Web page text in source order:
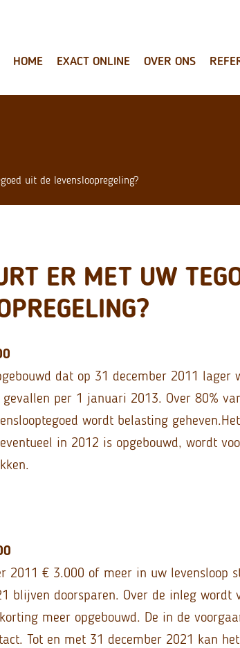
HOME EXACT ONLINE OVER ONS
uit de levensloopregeling?
ER MET UW
dat op 31 december 2011 lager
per 1 januari 2013. Over 80%
wordt belasting geheven.
in 2012 is opgebouwd, wordt
2011 € 3.000 of meer in uw levensloop
blijven doorsparen. Over de inleg
meer opgebouwd. De in de
Tot en met 31 december 2021 kan